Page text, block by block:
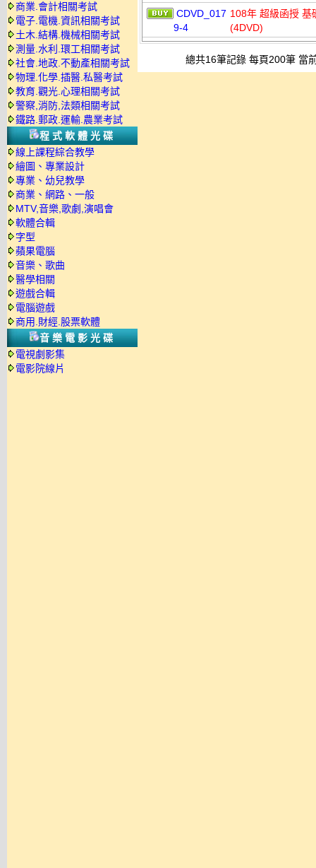
商業.會計相關考試
電子.電機.資訊相關考試
土木.結構.機械相關考試
測量.水利.環工相關考試
社會.地政.不動產相關考試
物理.化學.插醫.私醫考試
教育.觀光.心理相關考試
警察,消防,法類相關考試
鐵路.郵政.運輸.農業考試
程式軟體光碟
線上課程綜合教學
繪圖、專業設計
專業、幼兒教學
商業、網路、一般
MTV,音樂,歌劇,演唱會
軟體合輯
字型
蘋果電腦
音樂、歌曲
醫學相關
遊戲合輯
電腦遊戲
商用.財經.股票軟體
音樂電影光碟
電視劇影集
電影院線片
CDVD_017
9-4
108年 超級函授 基
(4DVD)
總共16筆記錄 每頁200筆 當